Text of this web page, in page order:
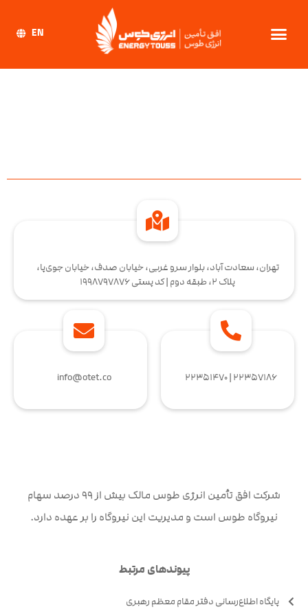
EN
تهران، سعادت آباد، بلوار سرو غربی، خیابان صدف، خیابان جوی‌پا،
پلاک 2، طبقه دوم | کد پستی 1998797876
۲۲۳۵۷۱۸۶ | ۲۲۳۵۱۴۷۰ info@otet.co
شرکت افق تأمین انرژی طوس مالک بیش از ۹۹ درصد سهام
نیروگاه طوس است و مدیریت این نیروگاه را بر عهده دارد.
پیوندهای مرتبط
پایگاه اطلاع‌رسانی دفتر مقام معظم رهبری